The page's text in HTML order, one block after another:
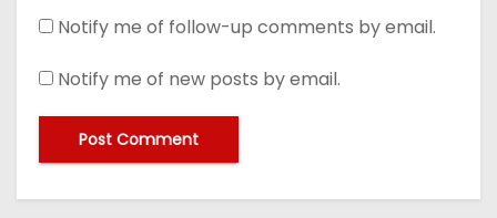
Notify me of follow-up comments by email.
Notify me of new posts by email.